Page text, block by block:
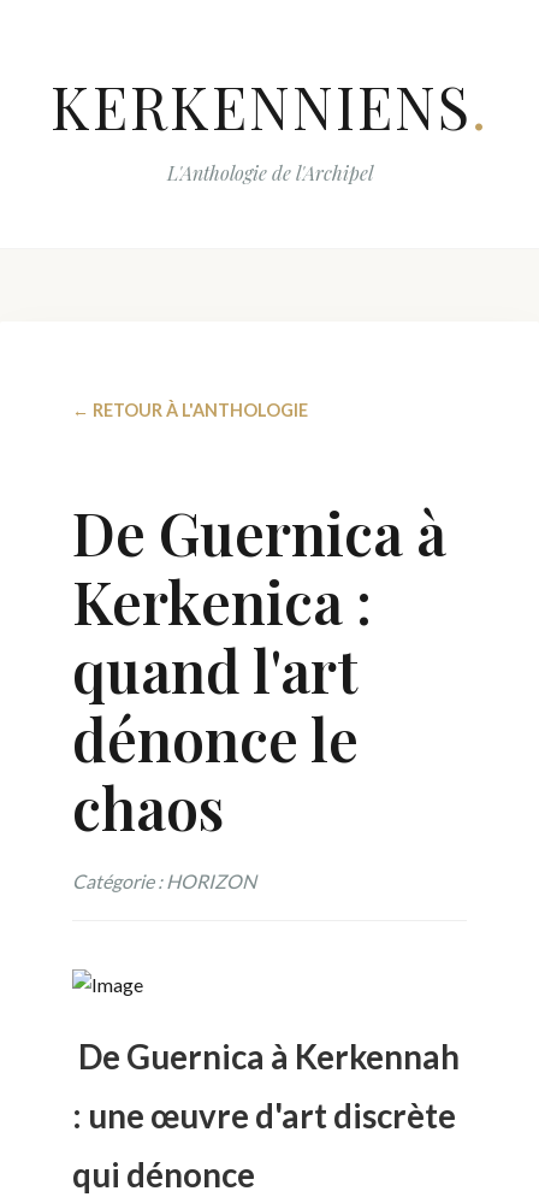
KERKENNIENS.
L'Anthologie de l'Archipel
← RETOUR À L'ANTHOLOGIE
De Guernica à
Kerkenica :
quand l'art
dénonce le
chaos
Catégorie : HORIZON
De Guernica à Kerkennah
: une œuvre d'art discrète
qui dénonce